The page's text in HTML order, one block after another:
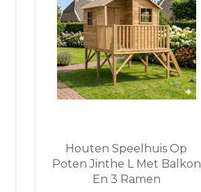
Houten Speelhuis Op
Poten Jinthe L Met Balkon
En 3 Ramen